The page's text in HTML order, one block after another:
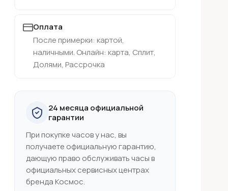
Оплата
После примерки: картой,
наличными. Онлайн: карта, Сплит,
Долями, Рассрочка
24 месяца официальной
гарантии
При покупке часов у нас, вы
получаете официальную гарантию,
дающую право обслуживать часы в
официальных сервисных центрах
бренда Космос.